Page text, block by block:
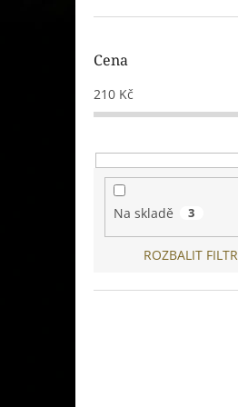
Cena
210 Kč
Na skladě 3
ROZBALIT FILTR